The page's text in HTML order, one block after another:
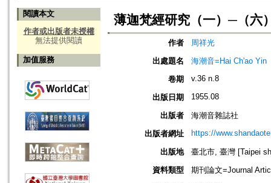
閱讀本文
作者或出版者未授權
無法提供閱讀
加值服務
薄迦梵經研究（一）─（六
作者
周祥光
出處題名
海潮音=Hai Ch'ao Yin
卷期
v.36 n.8
出版日期 1955.08
出版者
海潮音雜誌社
出版者網址
https://
出版地
臺北市, 臺灣 [Taipei
資料類型
期刊論文=Journal